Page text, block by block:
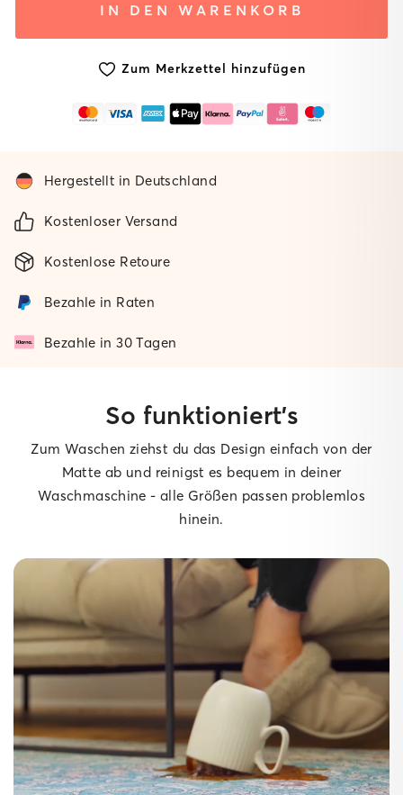
Matte
gepolsterter Matte
IN DEN WARENKORB
Zum Merkzettel hinzufügen
Hergestellt in Deutschland
Kostenloser Versand
Kostenlose Retoure
Bezahle in Raten
Bezahle in 30 Tagen
So funktioniert’s
Zum Waschen ziehst du das Design einfach von der
Matte ab und reinigst es bequem in deiner
Waschmaschine - alle Größen passen problemlos
hinein.